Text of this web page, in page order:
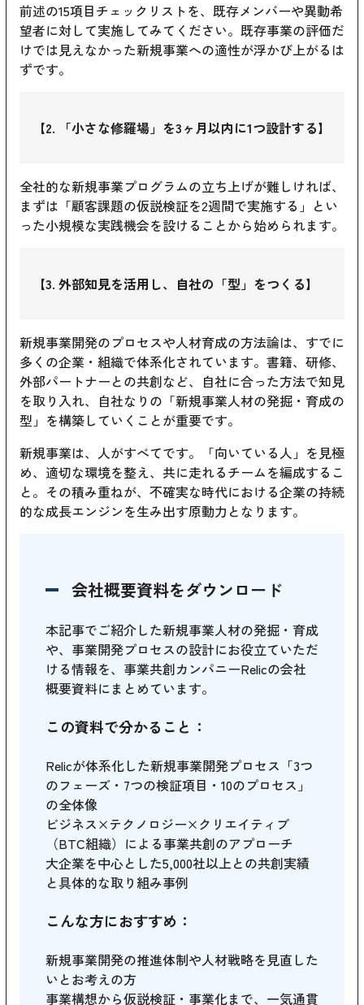
前述の15項目チェックリストを、既存メンバーや異動希
望者に対して実施してみてください。既存事業の評価だ
けでは見えなかった新規事業への適性が浮かび上がるは
ずです。
【2. 「小さな修羅場」を3ヶ月以内に1つ設計する】
全社的な新規事業プログラムの立ち上げが難しければ、
まずは「顧客課題の仮説検証を2週間で実施する」とい
った小規模な実践機会を設けることから始められます。
【3. 外部知見を活用し、自社の「型」をつくる】
新規事業開発のプロセスや人材育成の方法論は、すでに
多くの企業・組織で体系化されています。書籍、研修、
外部パートナーとの共創など、自社に合った方法で知見
を取り入れ、自社なりの「新規事業人材の発掘・育成の
型」を構築していくことが重要です。
新規事業は、人がすべてです。「向いている人」を見極
め、適切な環境を整え、共に走れるチームを編成するこ
と。その積み重ねが、不確実な時代における企業の持続
的な成長エンジンを生み出す原動力となります。
会社概要資料をダウンロード
本記事でご紹介した新規事業人材の発掘・育成
や、事業開発プロセスの設計にお役立ていただ
ける情報を、事業共創カンパニーRelicの会社
概要資料にまとめています。
この資料で分かること：
Relicが体系化した新規事業開発プロセス「3つ
のフェーズ・7つの検証項目・10のプロセス」
の全体像
ビジネス×テクノロジー×クリエイティブ
（BTC組織）による事業共創のアプローチ
大企業を中心とした5,000社以上との共創実績
と具体的な取り組み事例
こんな方におすすめ：
新規事業開発の推進体制や人材戦略を見直した
いとお考えの方
事業構想から仮説検証・事業化まで、一気通貫